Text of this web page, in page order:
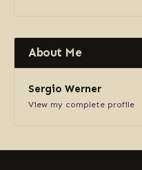
About Me
Sergio Werner
View my complete profile